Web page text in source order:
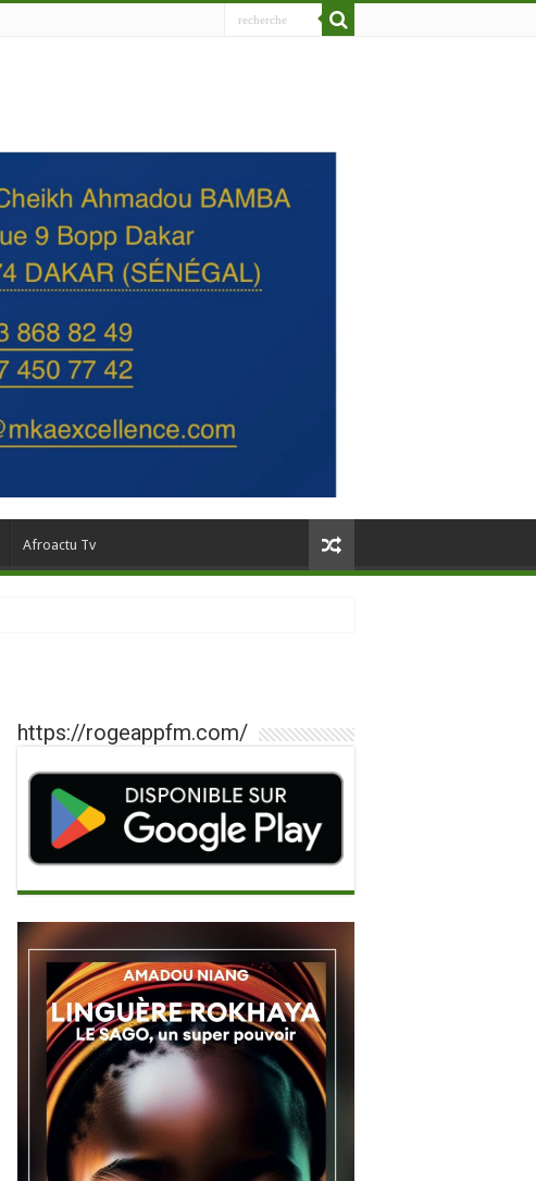
Afroactu Tv
https://rogeappfm.com/